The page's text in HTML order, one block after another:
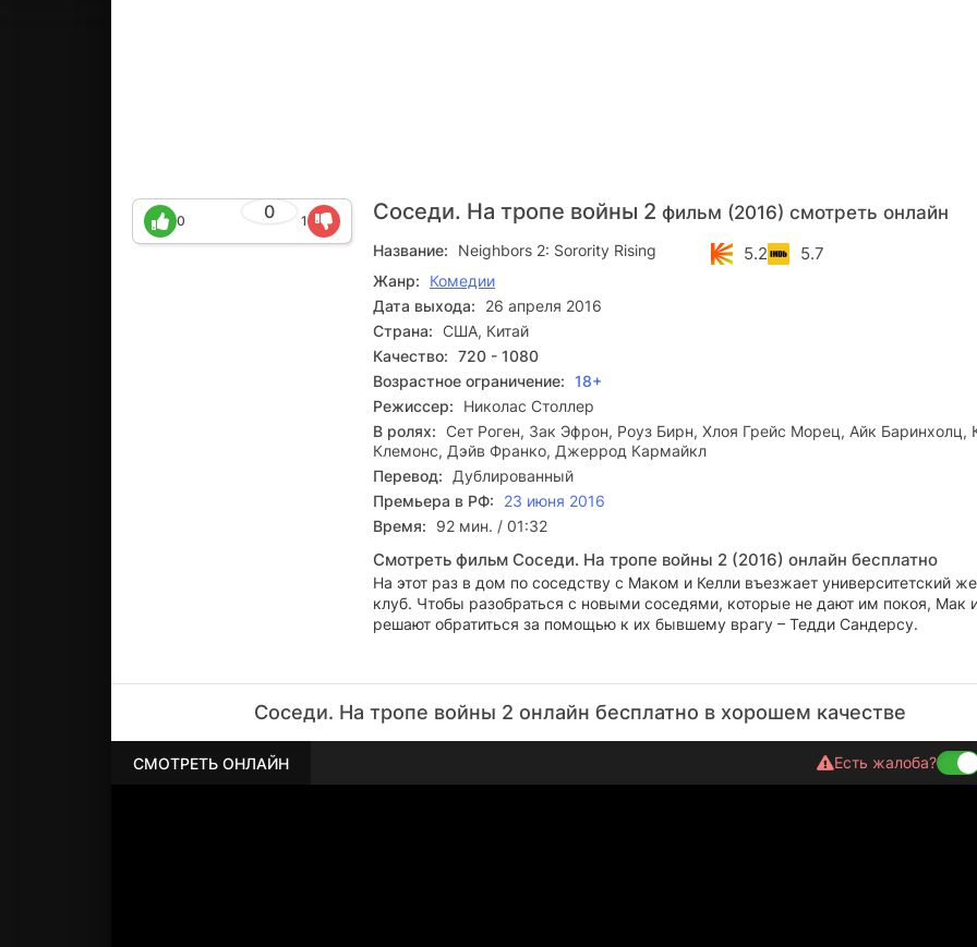
Соседи. На тропе войны 2 фильм (2016) смотреть онлайн
0
0 1
Название: Neighbors 2: Sorority Rising 5.2 5.7
Жанр:
Комедии
Дата выхода:
26 апреля 2016
Страна: США, Китай
Качество: 720 - 1080
Возрастное ограничение: 18+
Режиссер:
Николас Столлер
В ролях: Сет Роген, Зак Эфрон, Роуз Бирн, Хлоя Грейс Морец, Айк Баринхолц,
Клемонс, Дэйв Франко, Джеррод Кармайкл
Перевод:
Дублированный
Премьера в РФ:
23 июня 2016
Время:
92 мин. / 01:32
Смотреть фильм Соседи. На тропе войны 2 (2016) онлайн бесплатно
На этот раз в дом по соседству с Маком и Келли въезжает университетский
клуб. Чтобы разобраться с новыми соседями, которые не дают им покоя, Мак
решают обратиться за помощью к их бывшему врагу – Тедди Сандерсу.
Соседи. На тропе войны 2 онлайн бесплатно в хорошем качестве
СМОТРЕТЬ ОНЛАЙН Есть жалоба?